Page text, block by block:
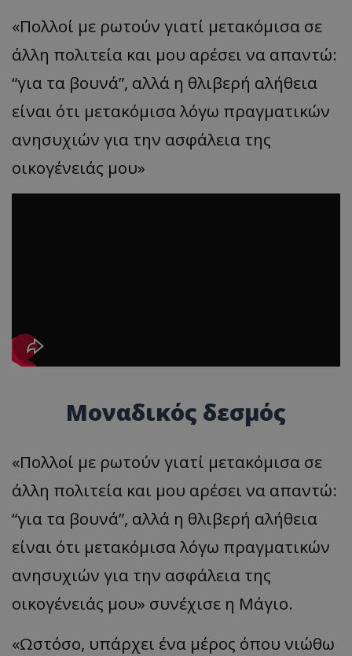
«Πολλοί με ρωτούν γιατί μετακόμισα σε
άλλη πολιτεία και μου αρέσει να απαντώ:
“για τα βουνά”, αλλά η θλιβερή αλήθεια
είναι ότι μετακόμισα λόγω πραγματικών
ανησυχιών για την ασφάλεια της
οικογένειάς μου»
Μοναδικός δεσμός
«Πολλοί με ρωτούν γιατί μετακόμισα σε
άλλη πολιτεία και μου αρέσει να απαντώ:
“για τα βουνά”, αλλά η θλιβερή αλήθεια
είναι ότι μετακόμισα λόγω πραγματικών
ανησυχιών για την ασφάλεια της
οικογένειάς μου» συνέχισε η Μάγιο.
«Ωστόσο, υπάρχει ένα μέρος όπου νιώθω